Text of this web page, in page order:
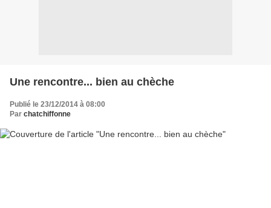
Une rencontre... bien au chèche
Publié le 23/12/2014 à 08:00
Par chatchiffonne